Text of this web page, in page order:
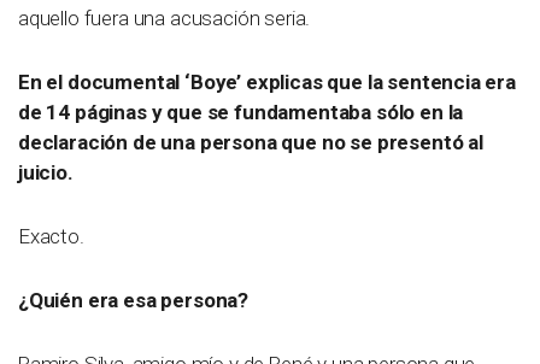
aquello fuera una acusación seria.
En el documental ‘Boye’ explicas que la sentencia era
de 14 páginas y que se fundamentaba sólo en la
declaración de una persona que no se presentó al
juicio.
Exacto.
¿Quién era esa persona?